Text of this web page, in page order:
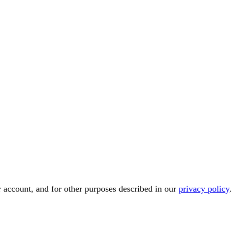
and for other purposes described in our privacy policy.